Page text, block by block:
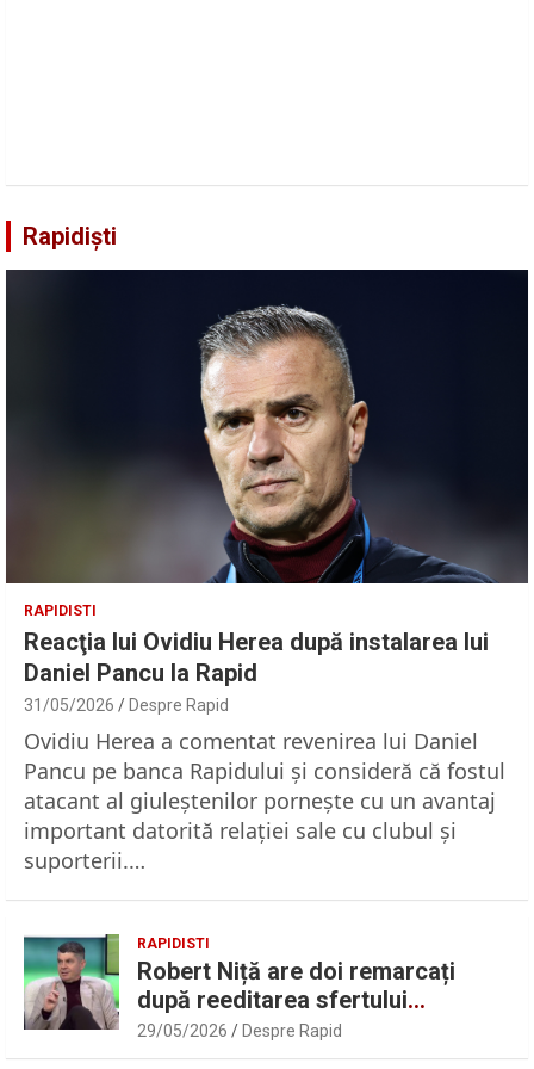
Rapidiști
RAPIDISTI
Reacţia lui Ovidiu Herea după instalarea lui
Daniel Pancu la Rapid
31/05/2026 Despre Rapid
Ovidiu Herea a comentat revenirea lui Daniel
Pancu pe banca Rapidului şi consideră că fostul
atacant al giuleştenilor porneşte cu un avantaj
important datorită relaţiei sale cu clubul şi
suporterii.…
RAPIDISTI
Robert Niță are doi remarcați
după reeditarea sfertului
UEFAntastic: „Lideri în teren” |
Sport.ro
29/05/2026 Despre Rapid